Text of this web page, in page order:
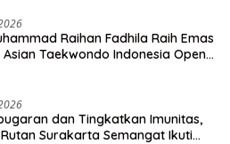
Raihan Fadhila Raih Emas
Taekwondo Indonesia Open
dan Tingkatkan Imunitas,
Surakarta Semangat Ikuti